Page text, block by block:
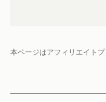
本ページはアフィリエイト